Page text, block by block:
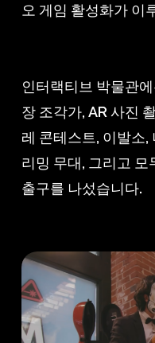
오 게임 활성화가 이
인터랙티브 박물관
장 조각가, AR 사진
레 콘테스트, 이발소,
리밍 무대, 그리고 모
출구를 나섰습니다.